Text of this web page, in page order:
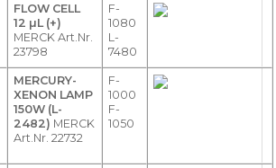
FLOW CELL
12 µL (+)
MERCK Art.Nr.
23798
F-
1080
L-
7480
MERCURY-
XENON LAMP
150W (L-
2482) MERCK
Art.Nr. 22732
F-
1000
F-
1050